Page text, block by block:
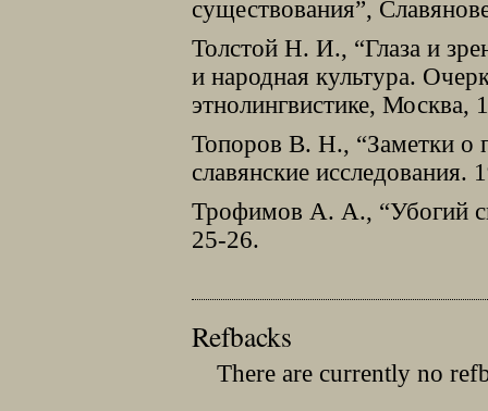
существования”,
Толстой Н. И., “Глаза и
и народная культура.
этнолингвистике, Москва,
Топоров В. Н., “Заметки о
славянские
Трофимов А. А., “Убогий
25-26.
Refbacks
There are currently no